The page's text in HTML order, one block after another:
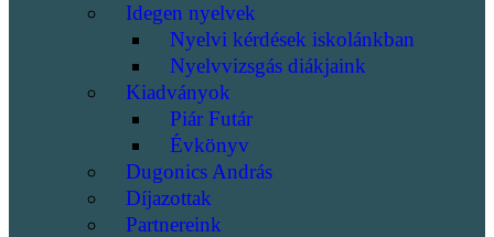
Idegen nyelvek
Nyelvi kérdések iskolánkban
Nyelvvizsgás diákjaink
Kiadványok
Piár Futár
Évkönyv
Dugonics András
Díjazottak
Partnereink